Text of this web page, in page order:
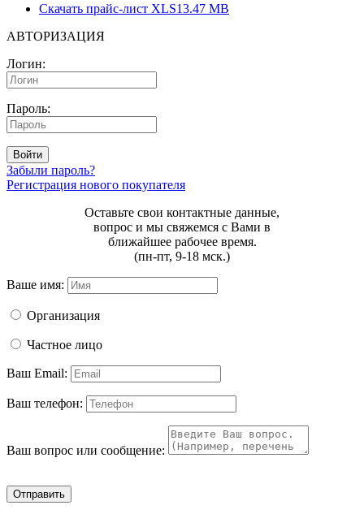
Скачать прайс-лист XLS13.47 MB
АВТОРИЗАЦИЯ
Логин:
Пароль:
Войти
Забыли пароль?
Регистрация нового покупателя
Оставьте свои контактные данные,
вопрос и мы свяжемся с Вами в
ближайшее рабочее время.
(пн-пт, 9-18 мск.)
Ваше имя:
Организация
Частное лицо
Ваш Email:
Ваш телефон:
Ваш вопрос или сообщение:
Отправить